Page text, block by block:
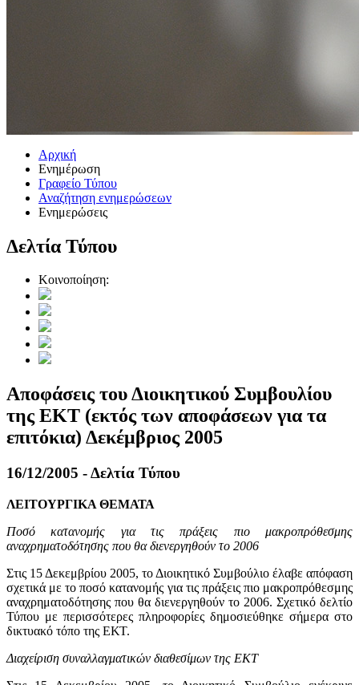
Αρχική
Ενημέρωση
Γραφείο Τύπου
Αναζήτηση ενημερώσεων
Ενημερώσεις
Δελτία Τύπου
Κοινοποίηση:
Αποφάσεις του Διοικητικού Συμβουλίου
της ΕΚΤ (εκτός των αποφάσεων για τα
επιτόκια) Δεκέμβριος 2005
16/12/2005 - Δελτία Τύπου
ΛΕΙΤΟΥΡΓΙΚΑ ΘΕΜΑΤΑ
Ποσό κατανομής για τις πράξεις πιο μακροπρόθεσμης
αναχρηματοδότησης που θα διενεργηθούν το 2006
Στις 15 Δεκεμβρίου 2005, το Διοικητικό Συμβούλιο έλαβε απόφαση
σχετικά με το ποσό κατανομής για τις πράξεις πιο μακροπρόθεσμης
αναχρηματοδότησης που θα διενεργηθούν το 2006. Σχετικό δελτίο
Τύπου με περισσότερες πληροφορίες δημοσιεύθηκε σήμερα στο
δικτυακό τόπο της ΕΚΤ.
Διαχείριση συναλλαγματικών διαθεσίμων της ΕΚΤ